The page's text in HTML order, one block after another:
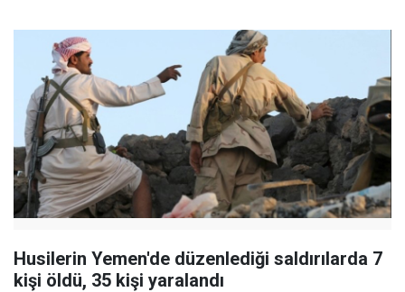
Husilerin Yemen'de düzenlediği saldırılarda 7
kişi öldü, 35 kişi yaralandı